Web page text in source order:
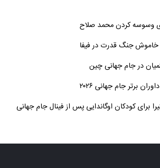
وسوسه کردن محمد صلاح
خاموش جنگ قدرت در فیفا
در جام جهانی چین
برتر جام جهانی ۲۰۲۶
برای کودکان اوگاندایی پس از فینال جام جهانی